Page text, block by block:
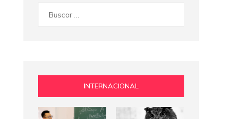
INTERNACIONAL